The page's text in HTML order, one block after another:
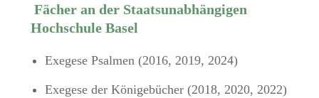
Fächer an der Staatsunabhängigen
Hochschule Basel
Exegese Psalmen (2016, 2019, 2024)
Exegese der Königebücher (2018, 2020, 2022)